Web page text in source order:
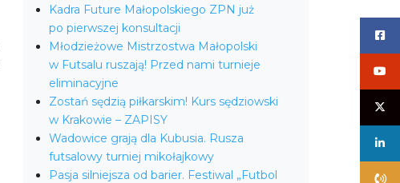
Kadra Future Małopolskiego ZPN już
po pierwszej konsultacji
Młodzieżowe Mistrzostwa Małopolski
w Futsalu ruszają! Przed nami turnieje
eliminacyjne
Zostań sędzią piłkarskim! Kurs sędziowski
w Krakowie – ZAPISY
Wadowice grają dla Kubusia. Rusza
futsalowy turniej mikołajkowy
Pasja silniejsza od barier. Festiwal „Futbol